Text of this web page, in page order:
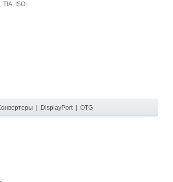
TIA, ISO
DisplayPort| OTG